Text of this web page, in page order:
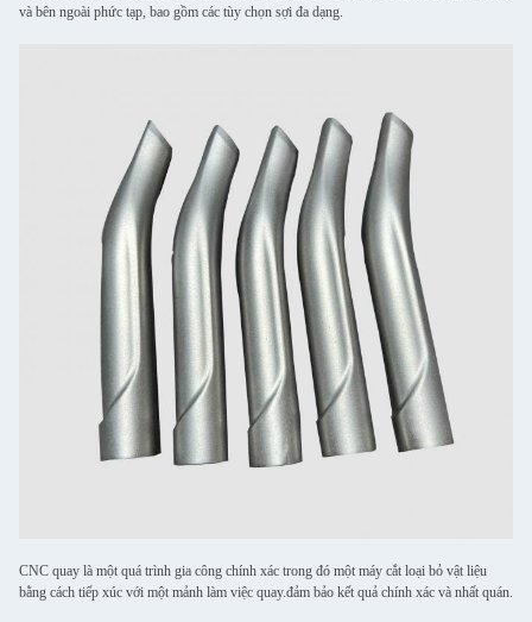
và bên ngoài phức tạp, bao gồm các tùy chọn sợi đa dạng.
CNC quay là một quá trình gia công chính xác trong đó một máy cắt loại bỏ vật liệu
bằng cách tiếp xúc với một mảnh làm việc quay.đảm bảo kết quả chính xác và nhất quán.